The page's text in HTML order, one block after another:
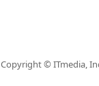
Copyright © ITmedia,